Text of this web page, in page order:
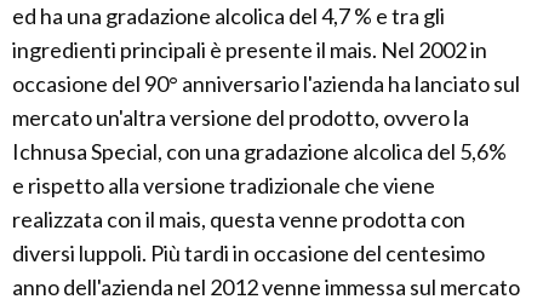
ed ha una gradazione alcolica del 4,7 % e tra gli
ingredienti principali è presente il mais. Nel 2002 in
occasione del 90° anniversario l'azienda ha lanciato sul
mercato un'altra versione del prodotto, ovvero la
Ichnusa Special, con una gradazione alcolica del 5,6%
e rispetto alla versione tradizionale che viene
realizzata con il mais, questa venne prodotta con
diversi luppoli. Più tardi in occasione del centesimo
anno dell'azienda nel 2012 venne immessa sul mercato